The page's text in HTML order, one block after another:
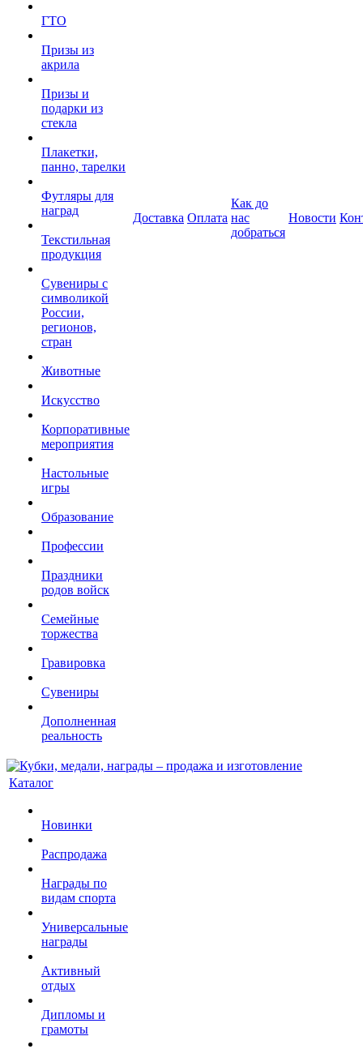
ГТО
Призы из
акрила
Призы и
подарки из
стекла
Плакетки,
панно, тарелки
Футляры для
наград
Текстильная
продукция
Сувениры с
символикой
России,
регионов,
стран
Животные
Искусство
Корпоративные
мероприятия
Настольные
игры
Образование
Профессии
Праздники
родов войск
Семейные
торжества
Гравировка
Сувениры
Дополненная
реальность
Доставка Оплата
Как до
нас
добраться
Новости
Каталог
Новинки
Распродажа
Награды по
видам спорта
Универсальные
награды
Активный
отдых
Дипломы и
грамоты